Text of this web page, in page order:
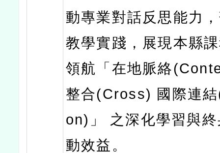
動專業對話反思能力
教學實踐，展現本縣
領航「在地脈絡
整合(Cross) 國際連
on)」 之深化學習與
動效益。